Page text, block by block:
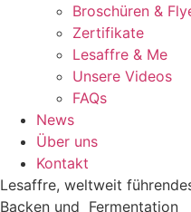
Broschüren &
Zertifikate
Lesaffre & Me
Unsere Videos
FAQs
News
Über uns
Kontakt
Lesaffre, weltweit
Backen und Fermentation